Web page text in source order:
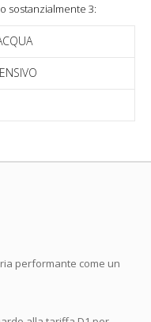
sostanzialmente 3:
performante come un